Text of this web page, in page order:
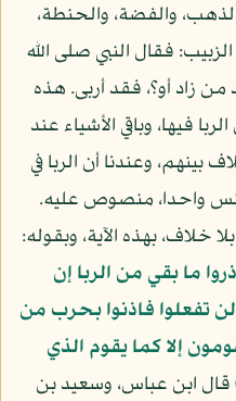
والفضة، والحنطة،
فقال النبي صلى الله
من زاد أو؟، فقد أربى. هذه
فيها، وباقي الأشياء عند
وعندنا أن الربا في
واحدا، منصوص عليه.
خلاف، بهذه الآية، وبقوله:
ما بقي من الربا إن
تفعلوا فاذنوا بحرب من
إلا كما يقوم الذي
قال ابن عباس، وسعيد بن